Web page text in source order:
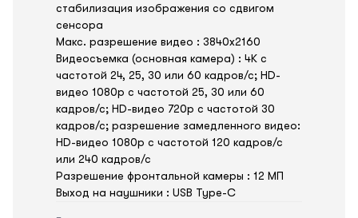
стабилизация изображения со сдвигом
сенсора
Макс. разрешение видео : 3840x2160
Видеосъемка (основная камера) : 4K с
частотой 24, 25, 30 или 60 кадров/ с; HD-
видео 1080p с частотой 25, 30 или 60
кадров/ с; HD-видео 720p с частотой 30
кадров/ с; разрешение замедленного видео:
HD-видео 1080р c частотой 120 кадров/ с
или 240 кадров/ с
Разрешение фронтальной камеры : 12 МП
Выход на наушники : USB Type-C